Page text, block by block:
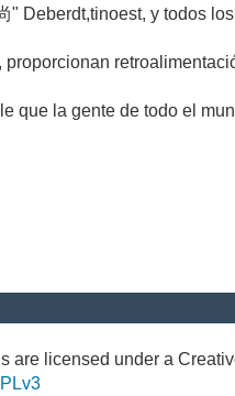
" Deberdt,tinoest, y todos
que la gente de todo el
are licensed under a